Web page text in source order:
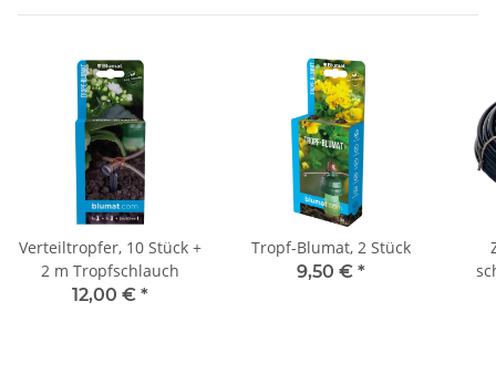
Verteiltropfer, 10 Stück +
2 m Tropfschlauch
12,00 € *
Tropf-Blumat, 2 Stück
9,50 € *